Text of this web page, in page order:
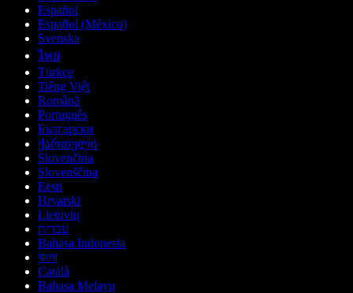
Español
Español (México)
Svenska
ไทย
Türkçe
Tiếng Việt
Română
Português
Български
ქართული
Slovenčina
Slovenščina
Eesti
Hrvatski
Lietuvių
עברית
Bahasa Indonesia
বাংলা
Català
Bahasa Melayu